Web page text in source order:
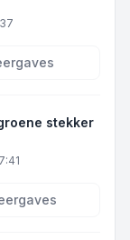
stekker